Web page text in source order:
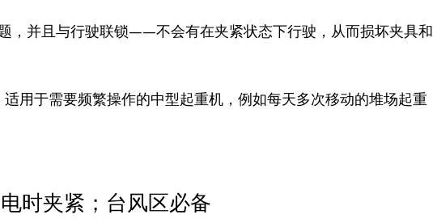
，并且与行驶联锁——不会有在夹紧状态下行驶，从而损坏夹具和
用于需要频繁操作的中型起重机，例如每天多次移动的堆场起重
时夹紧；台风区必备